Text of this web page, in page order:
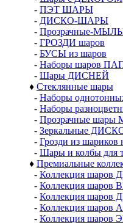
- ПЭТ ШАРЫ
- ДИСКО-ШАРЫ
- Прозрачные-
- ГРОЗДИ шаров
- БУСЫ из шаров
- Наборы шаров
- Шары ДИСНЕЙ
♦ Стеклянные шары
- Наборы
- Наборы
- Прозрачные
- Зеркальные
- Грозди из шариков
- Шары и колбы для
♦ Премиальные
- Коллекция
- Коллекция
- Коллекция шаров
- Коллекция шаров
- Коллекция шаров